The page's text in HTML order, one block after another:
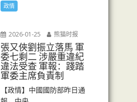
政情
2026-01-25 熊猫时报
張又俠劉振立落馬 軍
委七剩二 涉嚴重違紀
違法受查 軍報：踐踏
軍委主席負責制
【政情】中國國防部昨日通